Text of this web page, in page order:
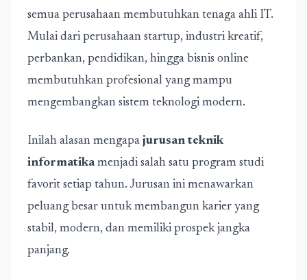
semua perusahaan membutuhkan tenaga ahli IT.
Mulai dari perusahaan startup, industri kreatif,
perbankan, pendidikan, hingga bisnis online
membutuhkan profesional yang mampu
mengembangkan sistem teknologi modern.
Inilah alasan mengapa jurusan teknik
informatikamenjadi salah satu program studi
favorit setiap tahun. Jurusan ini menawarkan
peluang besar untuk membangun karier yang
stabil, modern, dan memiliki prospek jangka
panjang.